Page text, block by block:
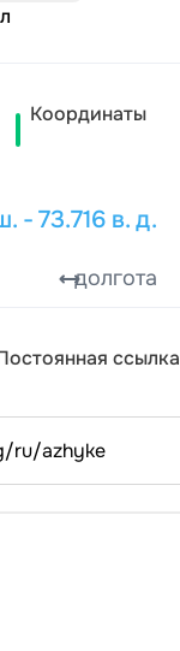
Координаты
- 73.716 в. д.
долгота
ссылка
ru/azhyke